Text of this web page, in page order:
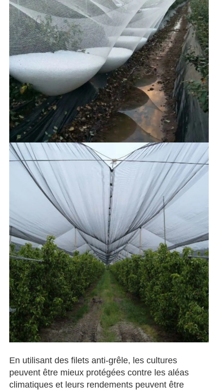
En utilisant des filets anti-grêle, les cultures
peuvent être mieux protégées contre les aléas
climatiques et leurs rendements peuvent être